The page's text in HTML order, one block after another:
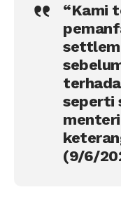
“Kami
seperti
(9/6/